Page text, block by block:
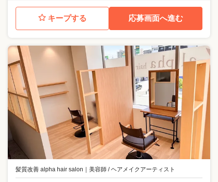
キープする 応募画面へ進む
髪質改善 alpha hair salon 美容師 / ヘアメイクアーティスト